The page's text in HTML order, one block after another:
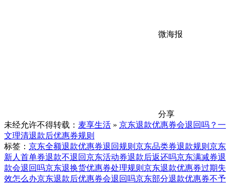
微海报
分享
未经允许不得转载： 麦享生活 » 京东退款优惠券会退回吗？一
文理清退款后优惠券规则
标签： 京东全额退款优惠券退回规则 京东品类券退款规则 京东
新人首单券退款不退回京东活动券退款后返还吗京东满减券退
款会退回吗京东退换货优惠券处理规则 京东退款优惠券过期失
效怎么办京东退款后优惠券会退回吗京东部分退款优惠券不予